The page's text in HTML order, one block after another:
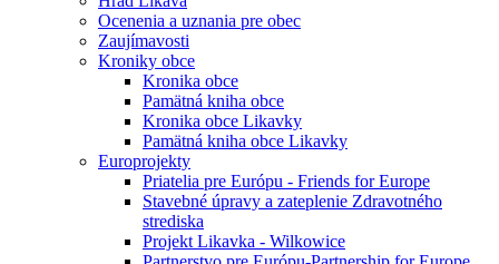
Ocenenia a uznania pre obec
Zaujímavosti
Kroniky obce
Kronika obce
Pamätná kniha obce
Kronika obce Likavky
Pamätná kniha obce Likavky
Europrojekty
Priatelia pre Európu - Friends for Europe
Stavebné úpravy a zateplenie Zdravotného
strediska
Projekt Likavka - Wilkowice